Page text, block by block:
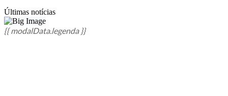
Últimas notícias
{{ modalData.legenda }}